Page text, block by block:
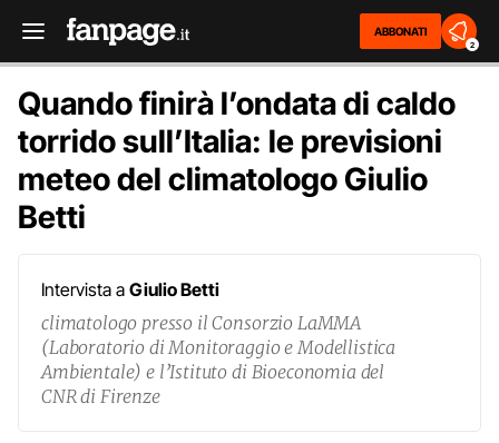
ABBONATI
2
Quando finirà l’ondata di caldo
torrido sull’Italia: le previsioni
meteo del climatologo Giulio
Betti
Intervista a Giulio Betti
climatologo presso il Consorzio LaMMA
(Laboratorio di Monitoraggio e Modellistica
Ambientale) e l’Istituto di Bioeconomia del
CNR di Firenze